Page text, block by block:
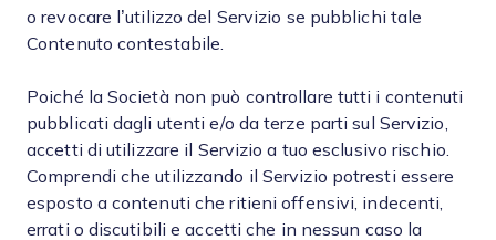
o revocare l’utilizzo del Servizio se pubblichi tale
Contenuto contestabile.
Poiché la Società non può controllare tutti i contenuti
pubblicati dagli utenti e/o da terze parti sul Servizio,
accetti di utilizzare il Servizio a tuo esclusivo rischio.
Comprendi che utilizzando il Servizio potresti essere
esposto a contenuti che ritieni offensivi, indecenti,
errati o discutibili e accetti che in nessun caso la